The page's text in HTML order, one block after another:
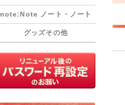
note:Note ノート・ノート
グッズその他